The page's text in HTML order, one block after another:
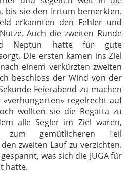
bis sie den Irrtum bemerkten.
erkannten den Fehler und
Auch die zweiten Runde
Neptun hatte für gute
Die ersten kamen ins Ziel
einem verkürzten zweiten
beschloss der Wind von der
Feierabend zu machen
regelrecht auf
wollten sie die Regatta zu
alle Segler im Ziel waren,
zum gemütlicheren Teil
zweiten Lauf zu verzichten.
was sich die JUGA für
hatte.